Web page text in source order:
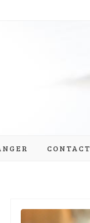
CONTACT